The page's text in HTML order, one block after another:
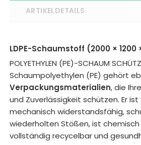
ARTIKELDETAILS
LDPE-Schaumstoff (2000 × 1200
POLYETHYLEN (PE)-SCHAUM
Schaumpolyethylen (PE) gehört
Verpackungsmaterialien, die
und Zuverlässigkeit schützen. Er
mechanisch widerstandsfähig,
wiederholten Stößen, ist
vollständig recycelbar und